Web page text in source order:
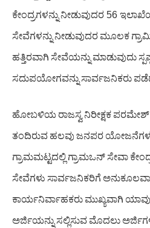
ಕೇಂದ್ರಗಳನ್ನುನೀಡುವುದರ 56
ಸೇವೆಗಳನ್ನುನೀಡುವುದರ ಮೂಲಕ
ಹತ್ತಿರವಾಗಿ ಸೇವೆಯನ್ನು ಮಾಡುವುದು
ಸದುಪಯೋಗವನ್ನುಸಾರ್ವಜನಿಕರು
ಹೋಬಳಿಯ ರಾಜಸ್ವ ನಿರೀಕ್ಷಕ ಪರಮೇಶ್
ತಂದಿರುವ ಹಲವು ಜನಪರ
ಗ್ರಾಮಮಟ್ಟದಲ್ಲಿ ಗ್ರಾಮಒನ್ಸೇವಾ
ಸೇವೆಗಳು ಸಾರ್ವಜನಿಕರಿಗೆ
ಕಾರ್ಯನಿರ್ವಾಹಕರು ಮುಖ್ಯವಾಗಿ
ಅರ್ಜಿಯನ್ನುಸಲ್ಲಿಸುವ ಮೊದಲು